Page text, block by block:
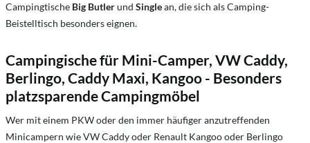
Campingtische Big Butlerund Singlean, die sich als Camping-
Beistelltisch besonders eignen.
Campingische für Mini-Camper, VW Caddy,
Berlingo, Caddy Maxi, Kangoo - Besonders
platzsparende Campingmöbel
Wer mit einem PKW oder den immer häufiger anzutreffenden
Minicampern wie VW Caddy oder Renault Kangoo oder Berlingo